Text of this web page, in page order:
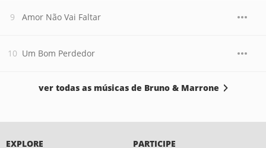
Amor Não Vai Faltar
Um Bom Perdedor
ver todas as músicas de Bruno & Marrone
EXPLORE PARTICIPE